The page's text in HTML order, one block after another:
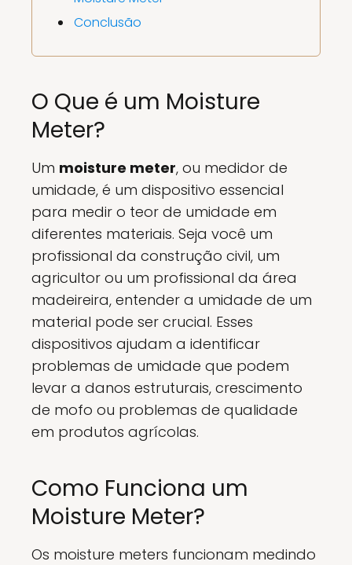
Conclusão
O Que é um Moisture
Meter?
Um moisture meter, ou medidor de
umidade, é um dispositivo essencial
para medir o teor de umidade em
diferentes materiais. Seja você um
profissional da construção civil, um
agricultor ou um profissional da área
madeireira, entender a umidade de um
material pode ser crucial. Esses
dispositivos ajudam a identificar
problemas de umidade que podem
levar a danos estruturais, crescimento
de mofo ou problemas de qualidade
em produtos agrícolas.
Como Funciona um
Moisture Meter?
Os moisture meters funcionam medindo